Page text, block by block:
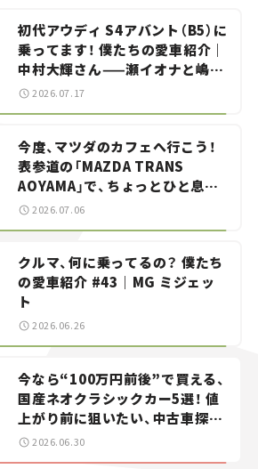
初代アウディ S4アバント（B5）に
乗ってます！ 僕たちの愛車紹介｜
中村大輝さん——瀬イオナと嶋田
智之の「クルマでざっくばらんば
2026.07.17
今度、マツダのカフェへ行こう！
表参道の「MAZDA TRANS
AOYAMA」で、ちょっとひと息。
——連載｜CCGとクルマでどうす
2026.07.06
クルマ、何に乗ってるの？ 僕たち
の愛車紹介 #43｜MG ミジェッ
ト
2026.06.26
今なら“100万円前後”で買える、
国産ネオクラシックカー5選！ 値
上がり前に狙いたい、中古車探し
をお手伝い――ちょっとイケてるマ
2026.06.30